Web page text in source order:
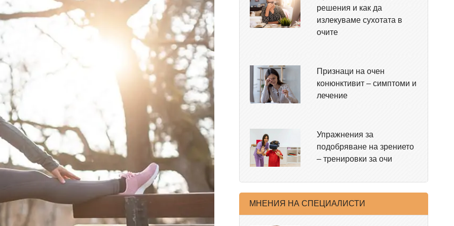
решения и как да
излекуваме сухотата в
очите
Признаци на очен
конюнктивит – симптоми и
лечение
Упражнения за
подобряване на зрението
– тренировки за очи
МНЕНИЯ НА СПЕЦИАЛИСТИ